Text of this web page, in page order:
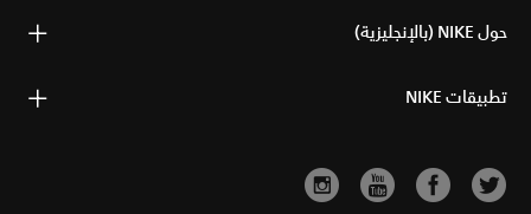
حول NIKE (بالإنجليزية)
تطبيقات NIKE